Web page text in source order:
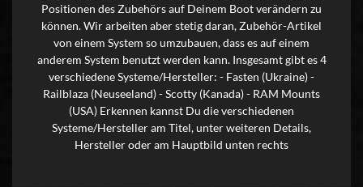
Positionen des Zubehörs auf Deinem Boot verändern zu
können. Wir arbeiten aber stetig daran, Zubehör-Artikel
von einem System so umzubauen, dass es auf einem
anderem System benutzt werden kann. Insgesamt gibt es 4
verschiedene Systeme/Hersteller: - Fasten (Ukraine) -
Railblaza (Neuseeland) - Scotty (Kanada) - RAM Mounts
(USA) Erkennen kannst Du die verschiedenen
Systeme/Hersteller am Titel, unter weiteren Details,
Hersteller oder am Hauptbild unten rechts